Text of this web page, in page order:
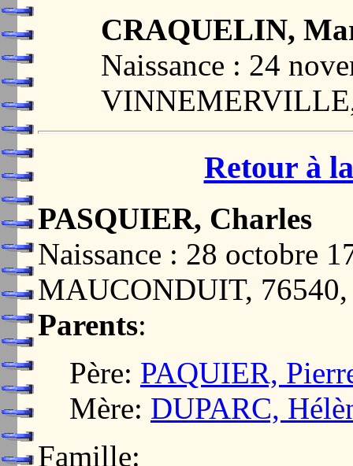
CRAQUELIN,
Naissance : 24
Retour à
PASQUIER, Charles
Naissance : 28 octobre
MAUCONDUIT,
Parents:
Père: PAQUIER,
Mère: DUPARC,
Famille: